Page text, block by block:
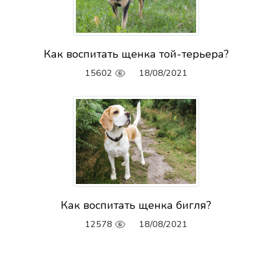
Как воспитать щенка той-терьера?
15602 18/08/2021
Как воспитать щенка бигля?
12578 18/08/2021